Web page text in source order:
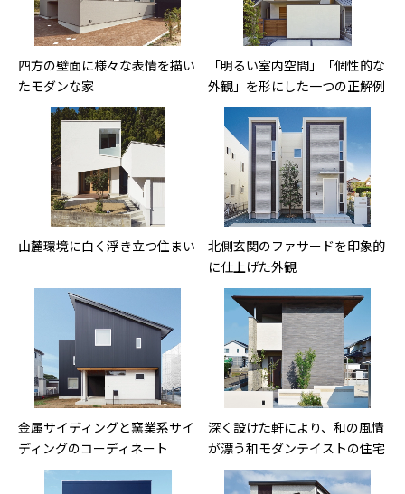
四方の壁面に様々な表情を描い
たモダンな家
「明るい室内空間」「個性的な
外観」を形にした一つの正解例
山麓環境に白く浮き立つ住まい
北側玄関のファサードを印象的
に仕上げた外観
金属サイディングと窯業系サイ
ディングのコーディネート
深く設けた軒により、和の風情
が漂う和モダンテイストの住宅